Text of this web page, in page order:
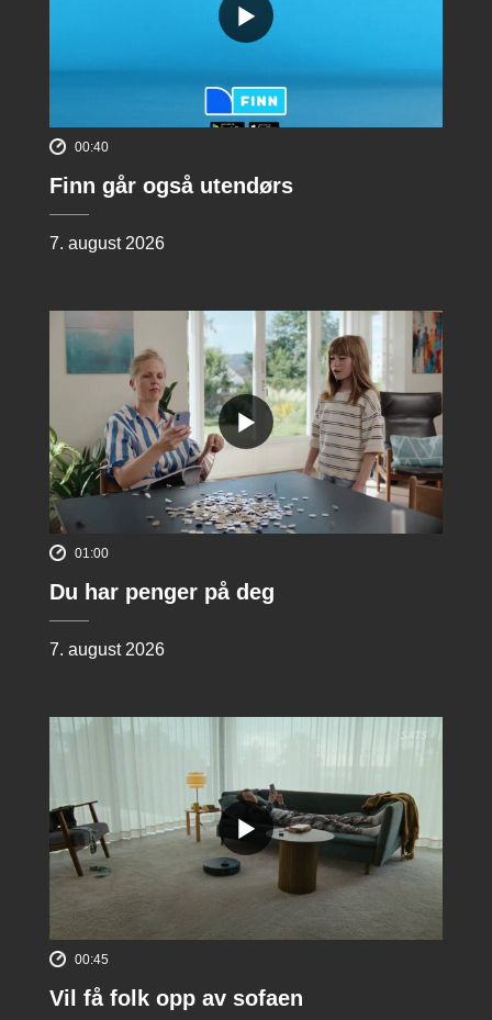
00:40
Finn går også utendørs
7. august 2026
01:00
Du har penger på deg
7. august 2026
00:45
Vil få folk opp av sofaen